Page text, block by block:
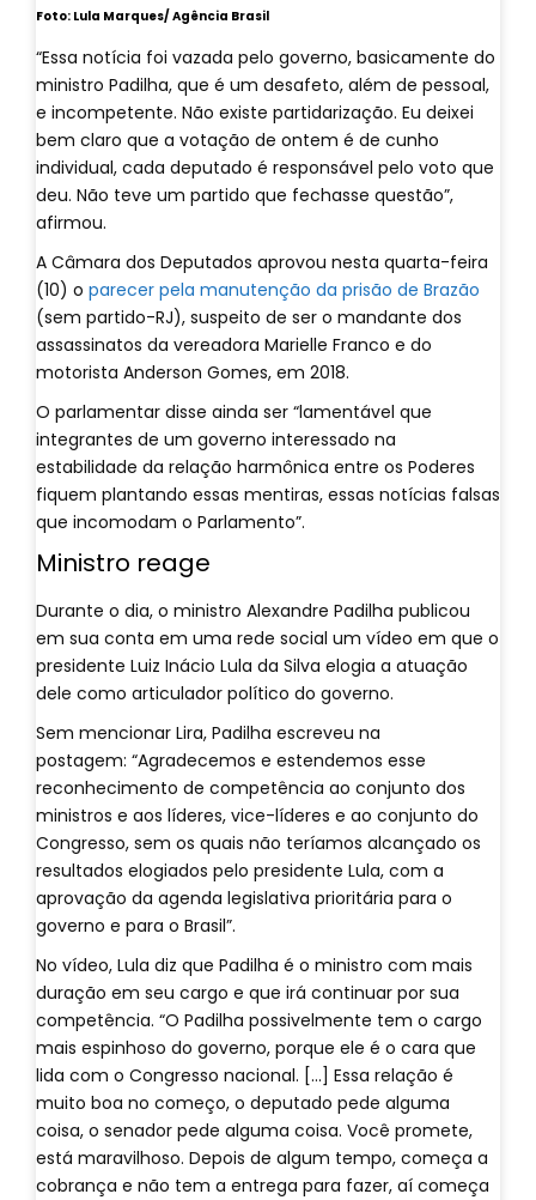
Foto: Lula Marques/ Agência Brasil
“Essa notícia foi vazada pelo governo, basicamente do
ministro Padilha, que é um desafeto, além de pessoal,
e incompetente. Não existe partidarização. Eu deixei
bem claro que a votação de ontem é de cunho
individual, cada deputado é responsável pelo voto que
deu. Não teve um partido que fechasse questão”,
afirmou.
A Câmara dos Deputados aprovou nesta quarta-feira
(10) o parecer pela manutenção da prisão de Brazão
(sem partido-RJ), suspeito de ser o mandante dos
assassinatos da vereadora Marielle Franco e do
motorista Anderson Gomes, em 2018.
O parlamentar disse ainda ser “lamentável que
integrantes de um governo interessado na
estabilidade da relação harmônica entre os Poderes
fiquem plantando essas mentiras, essas notícias falsas
que incomodam o Parlamento”.
Ministro reage
Durante o dia, o ministro Alexandre Padilha publicou
em sua conta em uma rede social um vídeo em que o
presidente Luiz Inácio Lula da Silva elogia a atuação
dele como articulador político do governo.
Sem mencionar Lira, Padilha escreveu na
postagem: “Agradecemos e estendemos esse
reconhecimento de competência ao conjunto dos
ministros e aos líderes, vice-líderes e ao conjunto do
Congresso, sem os quais não teríamos alcançado os
resultados elogiados pelo presidente Lula, com a
aprovação da agenda legislativa prioritária para o
governo e para o Brasil”.
No vídeo, Lula diz que Padilha é o ministro com mais
duração em seu cargo e que irá continuar por sua
competência. “O Padilha possivelmente tem o cargo
mais espinhoso do governo, porque ele é o cara que
lida com o Congresso nacional. [...] Essa relação é
muito boa no começo, o deputado pede alguma
coisa, o senador pede alguma coisa. Você promete,
está maravilhoso. Depois de algum tempo, começa a
cobrança e não tem a entrega para fazer, aí começa